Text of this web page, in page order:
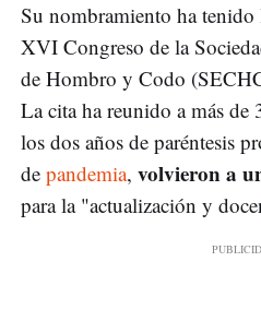
Su nombramiento ha
XVI Congreso de la
de Hombro y Codo
La cita ha reunido a más de
los dos años de paréntesis
de pandemia, volvieron a
para la "actualización y